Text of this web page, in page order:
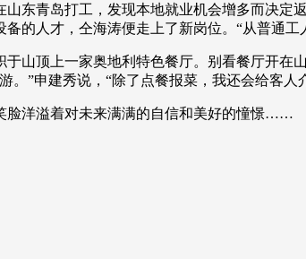
青岛打工，发现本地就业机会增多而决定
的人才，仝海涛便走上了新岗位。“从普通工
顶上一家奥地利特色餐厅。别看餐厅开在
”申建秀说，“除了点餐报菜，我还会给客人
洋溢着对未来满满的自信和美好的憧憬……